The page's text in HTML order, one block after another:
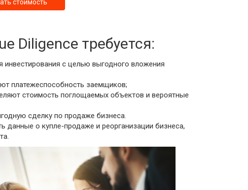
стоимость
Diligence требуется:
с целью выгодного вложения
платежеспособность заемщиков;
стоимость поглощаемых объектов и вероятные
сделку по продаже бизнеса.
о купле-продаже и реорганизации бизнеса,